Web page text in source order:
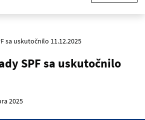
sa uskutočnilo 11.12.2025
SPF sa uskutočnilo
2025